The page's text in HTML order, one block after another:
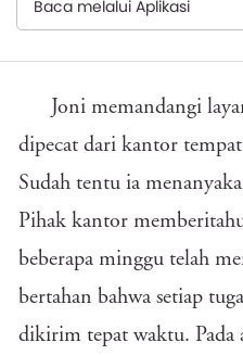
Baca melalui Aplikasi
Joni memandangi
dipecat dari kantor
Sudah tentu ia
Pihak kantor
beberapa minggu telah
bertahan bahwa setiap
dikirim tepat waktu. Pada